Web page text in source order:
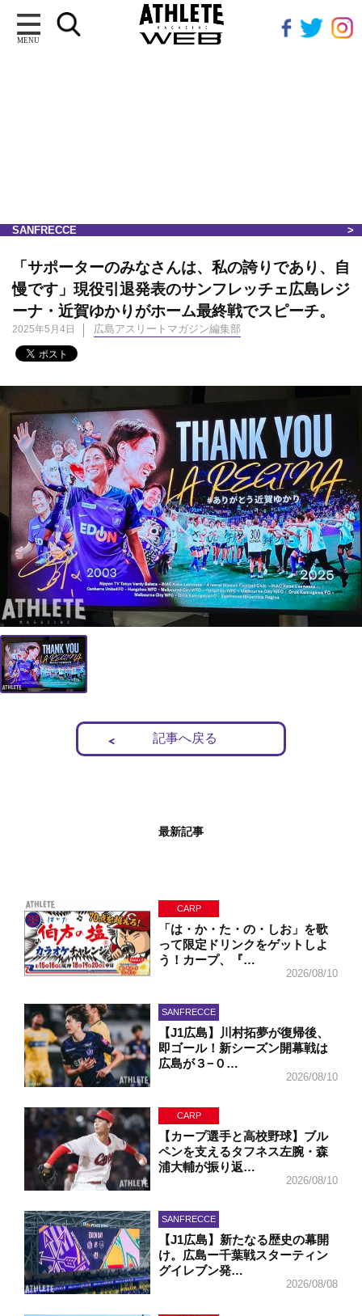
MENU
SANFRECCE
「サポーターのみなさんは、私の誇りであり、自
慢です」現役引退発表のサンフレッチェ広島レジ
ーナ・近賀ゆかりがホーム最終戦でスピーチ。
2025年5月4日 広島アスリートマガジン編集部
記事へ戻る
最新記事
CARP
「は・か・た・の・しお」を歌
って限定ドリンクをゲットしよ
う！カープ、『…
2026/08/10
SANFRECCE
【J1広島】川村拓夢が復帰後、
即ゴール！新シーズン開幕戦は
広島が３−０…
2026/08/10
CARP
【カープ選手と高校野球】ブル
ペンを支えるタフネス左腕・森
浦大輔が振り返…
2026/08/10
SANFRECCE
【J1広島】新たなる歴史の幕開
け。広島ー千葉戦スターティン
グイレブン発…
2026/08/08